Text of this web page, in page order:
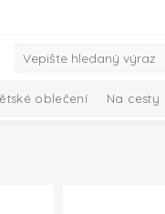
oblečení Na cesty